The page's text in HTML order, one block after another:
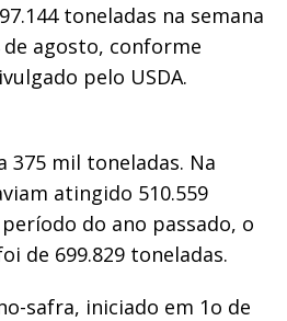
toneladas na semana
agosto, conforme
pelo USDA.
375 mil toneladas. Na
atingido 510.559
do ano passado, o
de 699.829 toneladas.
safra, iniciado em 1o de